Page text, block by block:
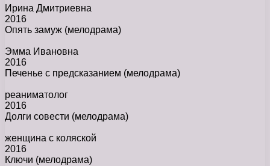
Ирина Дмитриевна
2016
Опять замуж (мелодрама)
Эмма Ивановна
2016
Печенье с предсказанием (мелодрама)
реаниматолог
2016
Долги совести (мелодрама)
женщина с коляской
2016
Ключи (мелодрама)